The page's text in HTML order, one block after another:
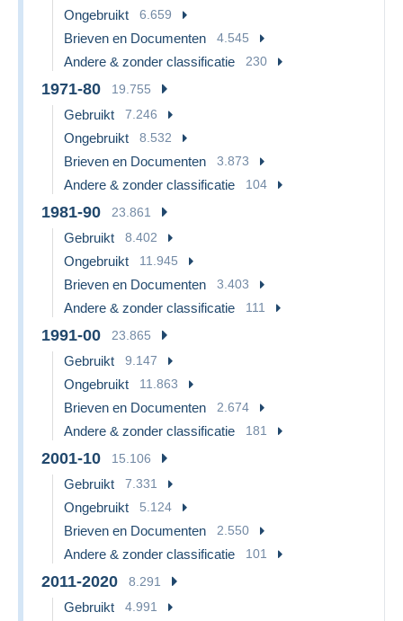
Ongebruikt 6.659
Brieven en Documenten 4.545
Andere & zonder classificatie 230
1971-80 19.755
Gebruikt 7.246
Ongebruikt 8.532
Brieven en Documenten 3.873
Andere & zonder classificatie 104
1981-90 23.861
Gebruikt 8.402
Ongebruikt 11.945
Brieven en Documenten 3.403
Andere & zonder classificatie 111
1991-00 23.865
Gebruikt 9.147
Ongebruikt 11.863
Brieven en Documenten 2.674
Andere & zonder classificatie 181
2001-10 15.106
Gebruikt 7.331
Ongebruikt 5.124
Brieven en Documenten 2.550
Andere & zonder classificatie 101
2011-2020 8.291
Gebruikt 4.991